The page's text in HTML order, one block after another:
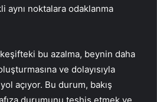
aynı noktalara odaklanma
bu azalma, beynin daha
ve dolayısıyla
açıyor. Bu durum, bakış